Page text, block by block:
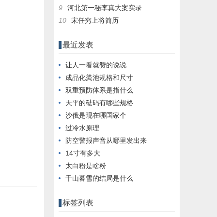
9
河北第一秘李真大案实录
10
宋任穷上将简历
最近发表
让人一看就赞的说说
成品化粪池规格和尺寸
双重预防体系是指什么
天平的砝码有哪些规格
沙俄是现在哪国家个
过冷水原理
防空警报声音从哪里发出来
14寸有多大
太白粉是啥粉
千山暮雪的结局是什么
标签列表